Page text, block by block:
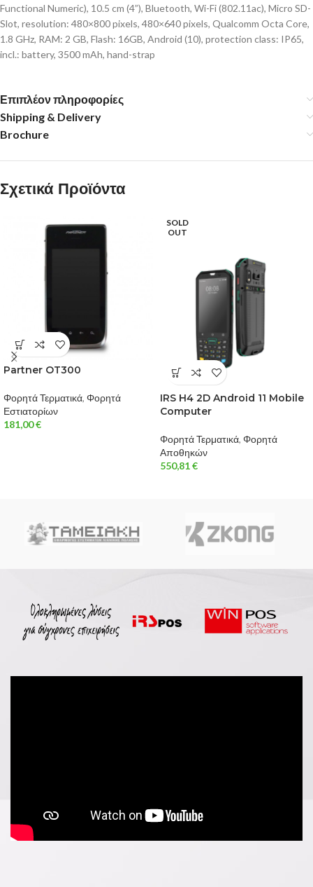
Functional Numeric), 10.5 cm (4”), Bluetooth, Wi-Fi (802.11ac), Micro SD-
Slot, resolution: 480×800 pixels, 480×640 pixels, Qualcomm Octa Core,
1.8 GHz, RAM: 2 GB, Flash: 16GB, Android (10), protection class: IP65,
incl.: battery, 3500 mAh, hand-strap
Επιπλέον πληροφορίες
Shipping & Delivery
Brochure
Σχετικά Προϊόντα
Partner OT300
Φορητά Τερματικά, Φορητά
Εστιατορίων
181,00€
SOLD
OUT
IRS H4 2D Android 11 Mobile
Computer
Φορητά Τερματικά, Φορητά
Αποθηκών
550,81€